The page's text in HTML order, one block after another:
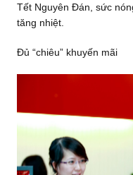
Tết Nguyên Đán, sức
tăng nhiệt.
Đủ “chiêu” khuyến mãi